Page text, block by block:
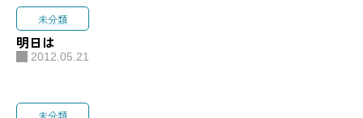
未分類
明日は
2012.05.21
未分類